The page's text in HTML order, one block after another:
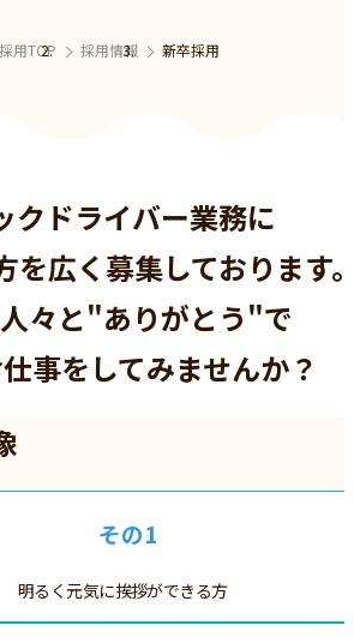
採用TOP 採用情報 新卒採用
クドライバー業務に
を広く募集しております
々と"ありがとう"で
事をしてみませんか？
その1
明るく元気に挨拶ができる方